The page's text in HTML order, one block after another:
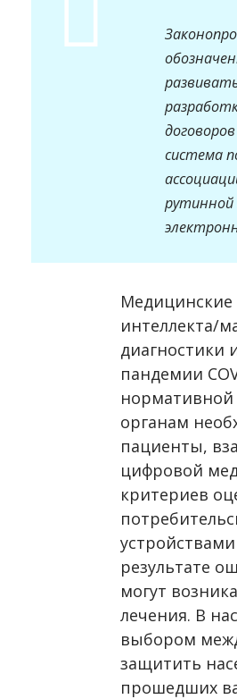
система
рутинной
Медицинские
интеллекта/
диагностики
пандемии
нормативной
органам
пациенты,
цифровой
критериев
результате
могут
лечения. В
выбором
защитить
прошедших